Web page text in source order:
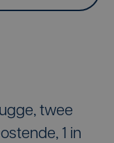
twee
1 in